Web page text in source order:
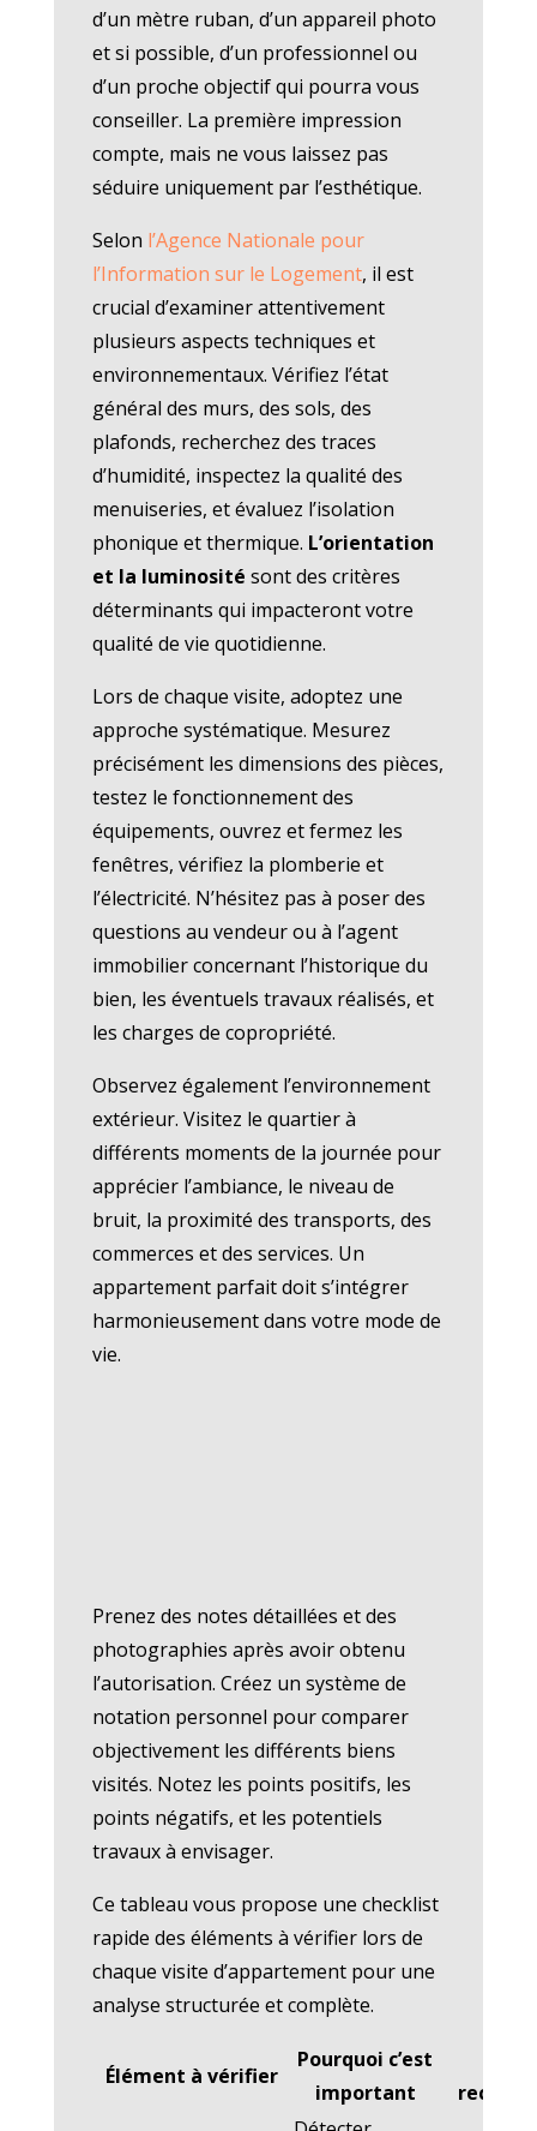
d’un mètre ruban, d’un appareil photo
et si possible, d’un professionnel ou
d’un proche objectif qui pourra vous
conseiller. La première impression
compte, mais ne vous laissez pas
séduire uniquement par l’esthétique.
Selon l’Agence Nationale pour
l’Information sur le Logement, il est
crucial d’examiner attentivement
plusieurs aspects techniques et
environnementaux. Vérifiez l’état
général des murs, des sols, des
plafonds, recherchez des traces
d’humidité, inspectez la qualité des
menuiseries, et évaluez l’isolation
phonique et thermique. L’orientation
et la luminosité sont des critères
déterminants qui impacteront votre
qualité de vie quotidienne.
Lors de chaque visite, adoptez une
approche systématique. Mesurez
précisément les dimensions des pièces,
testez le fonctionnement des
équipements, ouvrez et fermez les
fenêtres, vérifiez la plomberie et
l’électricité. N’hésitez pas à poser des
questions au vendeur ou à l’agent
immobilier concernant l’historique du
bien, les éventuels travaux réalisés, et
les charges de copropriété.
Observez également l’environnement
extérieur. Visitez le quartier à
différents moments de la journée pour
apprécier l’ambiance, le niveau de
bruit, la proximité des transports, des
commerces et des services. Un
appartement parfait doit s’intégrer
harmonieusement dans votre mode de
vie.
Prenez des notes détaillées et des
photographies après avoir obtenu
l’autorisation. Créez un système de
notation personnel pour comparer
objectivement les différents biens
visités. Notez les points positifs, les
points négatifs, et les potentiels
travaux à envisager.
Ce tableau vous propose une checklist
rapide des éléments à vérifier lors de
chaque visite d’appartement pour une
analyse structurée et complète.
Élément à vérifier
Pourquoi c’est
important